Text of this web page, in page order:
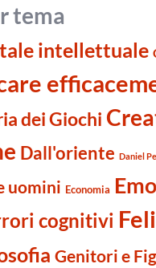
tema
intellettuale
dei Giochi
Dall'oriente Daniel
uomini Economia
cognitivi
Genitori e